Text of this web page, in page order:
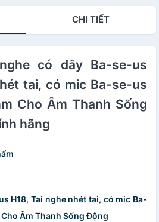
CHI TIẾT
có dây Ba-se-us
tai, có mic Ba-se-us
Cho Âm Thanh Sống
hãng
H18, Tai nghe nhét tai, có mic Ba-
Âm Thanh Sống Động